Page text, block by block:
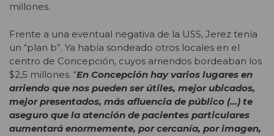
millones.
Frente a una eventual negativa de la USS, Jerez tenía
un “plan b”. Ya había sondeado otros locales en el
centro de Concepción, cuyos arriendos bordeaban los
$2,5 millones. “En Concepción hay varios lugares en
arriendo que nos pueden ser útiles, mejor ubicados,
mejor presentados, más afluencia de público (…) te
aseguro que la atención de pacientes particulares
aumentará enormemente, por cercanía, por imagen,